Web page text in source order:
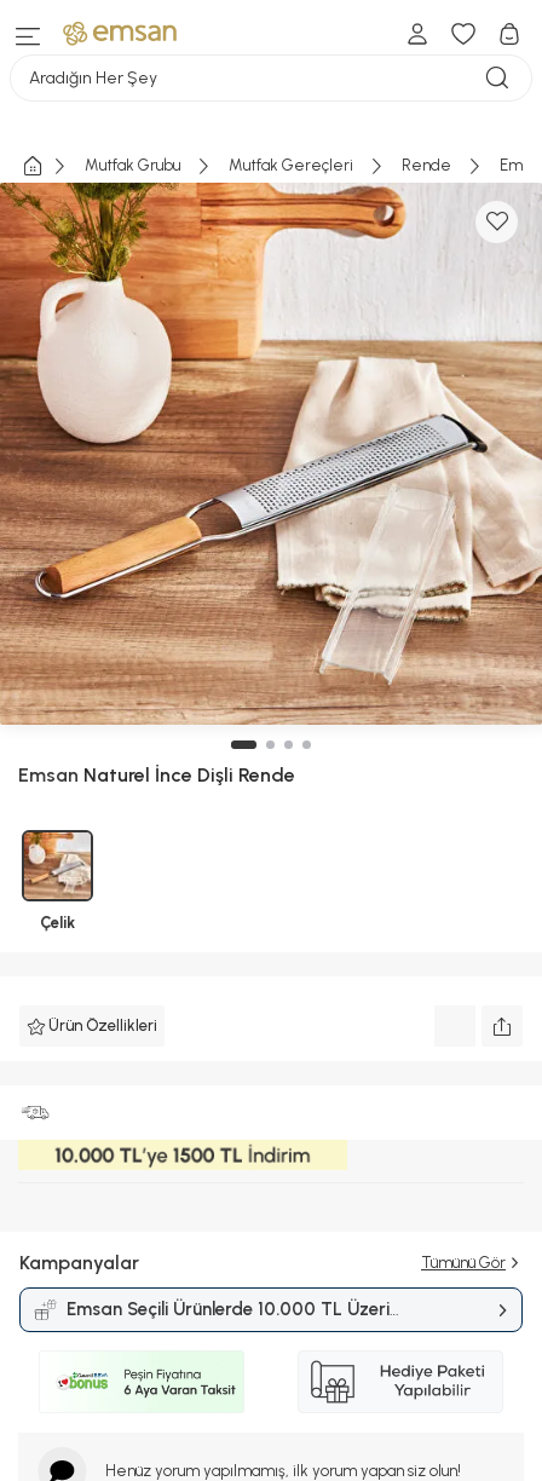
Aradığın Her Şey
Mutfak Grubu Mutfak Gereçleri Rende
Emsan Naturel İnce Dişli Rende
Çelik
Ürün Özellikleri
Kampanyalar Tümünü Gör
Emsan Seçili Ürünlerde 10.000 TL Üzeri
Alışverişlerde 1.500 TL İndirimKampanyası
Henüz yorum yapılmamış, ilk yorum yapan siz olun!